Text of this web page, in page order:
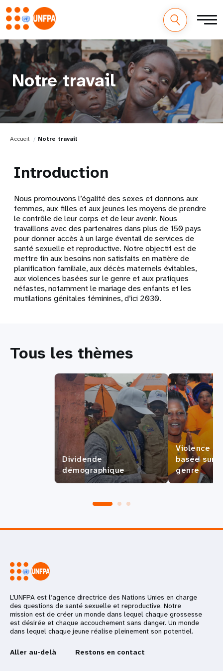
Notre travail
Accueil Notre travail
Introduction
Nous promouvons l’égalité des sexes et donnons aux
femmes, aux filles et aux jeunes les moyens de prendre
le contrôle de leur corps et de leur avenir. Nous
travaillons avec des partenaires dans plus de 150 pays
pour donner accès à un large éventail de services de
santé sexuelle et reproductive. Notre objectif est de
mettre fin aux besoins non satisfaits en matière de
planification familiale, aux décès maternels évitables,
aux violences basées sur le genre et aux pratiques
néfastes, notamment le mariage des enfants et les
mutilations génitales féminines, d’ici 2030.
Tous les thèmes
Dividende
démographique
Violence
basée sur
genre
L’UNFPA est l’agence directrice des Nations Unies en charge
des questions de santé sexuelle et reproductive. Notre
mission est de créer un monde dans lequel chaque grossesse
est désirée et chaque accouchement sans danger. Un monde
dans lequel chaque jeune réalise pleinement son potentiel.
Aller au-delà Restons en contact